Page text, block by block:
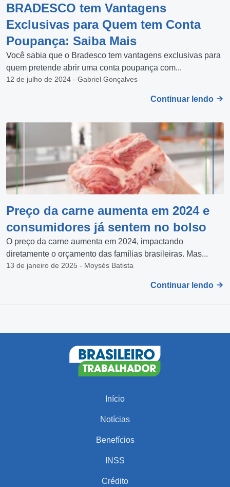
BRADESCO tem Vantagens
Exclusivas para Quem tem Conta
Poupança: Saiba Mais
Você sabia que o Bradesco tem vantagens exclusivas para
quem pretende abrir uma conta poupança com...
12 de julho de 2024 - Gabriel Gonçalves
Continuar lendo
Preço da carne aumenta em 2024 e
consumidores já sentem no bolso
O preço da carne aumenta em 2024, impactando
diretamente o orçamento das famílias brasileiras. Mas...
13 de janeiro de 2025 - Moysés Batista
Continuar lendo
Início
Notícias
Benefícios
INSS
Crédito